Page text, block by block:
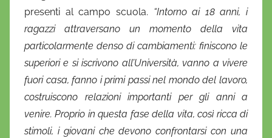
presenti al campo scuola. “Intorno ai 18 anni, i
ragazzi attraversano un momento della vita
particolarmente denso di cambiamenti: finiscono le
superiori e si iscrivono all’Università, vanno a vivere
fuori casa, fanno i primi passi nel mondo del lavoro,
costruiscono relazioni importanti per gli anni a
venire. Proprio in questa fase della vita, così ricca di
stimoli, i giovani che devono confrontarsi con una